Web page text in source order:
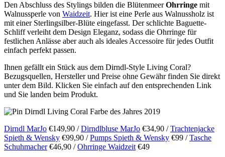
Den Abschluss des Stylings bilden die BlütenmeerOhrringe mit
Walnussperle von Waidzeit. Hier ist eine Perle aus Walnussholz ist
mit einer Sterlingsilber-Blüte eingefasst. Der schlichte Baguette-
Schliff verleiht dem Design Eleganz, sodass die Ohrringe für
festlichen Anlässe aber auch als ideales Accessoire für jedes Outfit
einfach perfekt passen.
Ihnen gefällt ein Stück aus dem Dirndl-Style Living Coral?
Bezugsquellen, Hersteller und Preise ohne Gewähr finden Sie direkt
unter dem Bild. Klicken Sie einfach auf den entsprechenden Link
und Sie landen beim Produkt.
Dirndl MarJo €149,90 /Dirndlbluse MarJo €34,90 /Trachtenjacke
Spieth & Wensky €99,90 /Pumps Spieth & Wensky €99 /Tasche
Schuhmacher€46,90 /Ohrringe Waidzeit €49